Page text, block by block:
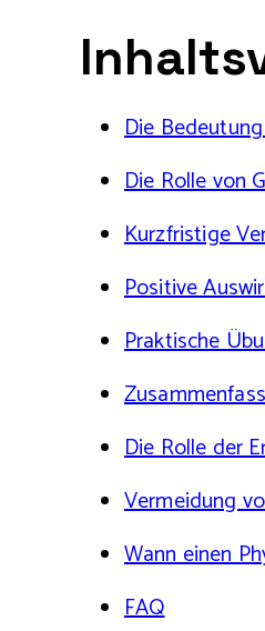
Die
Die Rolle von
Kurzfristige
Positive
Praktische
Die Rolle der
Vermeidung
Wann einen
FAQ